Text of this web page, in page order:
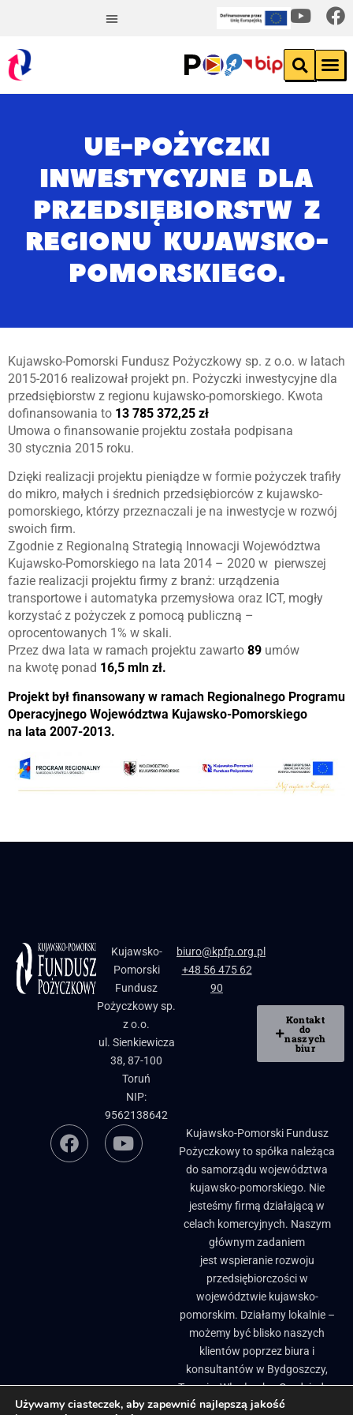
UE-POŻYCZKI
INWESTYCYJNE DLA
PRZEDSIĘBIORSTW Z
REGIONU KUJAWSKO-
POMORSKIEGO.
Kujawsko-Pomorski Fundusz Pożyczkowy sp. z o.o. w latach
2015-2016 realizował projekt pn. Pożyczki inwestycyjne dla
przedsiębiorstw z regionu kujawsko-pomorskiego. Kwota
dofinansowania to 13 785 372,25 zł
Umowa o finansowanie projektu została podpisana
30 stycznia 2015 roku.
Dzięki realizacji projektu pieniądze w formie pożyczek trafiły
do mikro, małych i średnich przedsiębiorców z kujawsko-
pomorskiego, którzy przeznaczali je na inwestycje w rozwój
swoich firm.
Zgodnie z Regionalną Strategią Innowacji Województwa
Kujawsko-Pomorskiego na lata 2014 – 2020 w pierwszej
fazie realizacji projektu firmy z branż: urządzenia
transportowe i automatyka przemysłowa oraz ICT, mogły
korzystać z pożyczek z pomocą publiczną –
oprocentowanych 1% w skali.
Przez dwa lata w ramach projektu zawarto 89 umów
na kwotę ponad 16,5 mln zł.
Projekt był finansowany w ramach Regionalnego Programu
Operacyjnego Województwa Kujawsko-Pomorskiego
na lata 2007-2013.
Kujawsko-
Pomorski
Fundusz
Pożyczkowy sp.
z o.o.
ul. Sienkiewicza
38, 87-100
Toruń
NIP:
9562138642
biuro@kpfp.org.pl
+48 56 475 62
90
Kontakt
do
naszych
biur
Kujawsko-Pomorski Fundusz
Pożyczkowy to spółka należąca
do samorządu województwa
kujawsko-pomorskiego. Nie
jesteśmy firmą działającą w
celach komercyjnych. Naszym
głównym zadaniem
jest wspieranie rozwoju
przedsiębiorczości w
województwie kujawsko-
pomorskim. Działamy lokalnie –
możemy być blisko naszych
klientów poprzez biura i
konsultantów w Bydgoszczy,
Toruniu, Włocławku, Grudziądzu
i Brodnicy. ​
Używamy ciasteczek, aby zapewnić najlepszą jakość